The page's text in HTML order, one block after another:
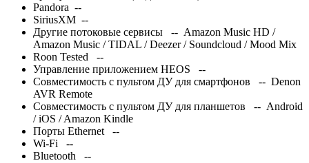
Pandora --
SiriusXM --
Другие потоковые сервисы -- Amazon Music HD /
Amazon Music / TIDAL / Deezer / Soundcloud / Mood Mix
Roon Tested --
Управление приложением HEOS --
Совместимость с пультом ДУ для смартфонов -- Denon
AVR Remote
Совместимость с пультом ДУ для планшетов -- Android
/ iOS / Amazon Kindle
Порты Ethernet --
Wi-Fi --
Bluetooth --